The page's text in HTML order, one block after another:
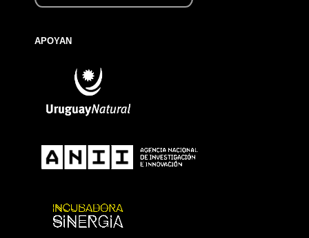
APOYAN